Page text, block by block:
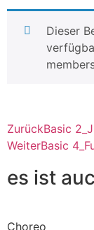
Dieser
ZurückBasic
WeiterBasic
es ist
Choreo